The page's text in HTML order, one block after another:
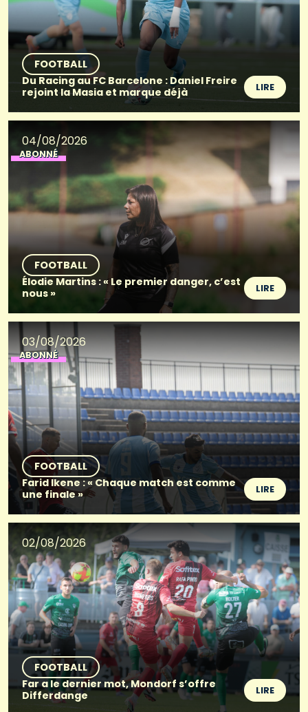
FOOTBALL
Du Racing au FC Barcelone : Daniel Freire
rejoint la Masia et marque déjà
LIRE
04/08/2026
ABONNÉ
FOOTBALL
Élodie Martins : « Le premier danger, c’est
nous »
LIRE
03/08/2026
ABONNÉ
FOOTBALL
Farid Ikene : « Chaque match est comme
une finale »
LIRE
02/08/2026
FOOTBALL
Far a le dernier mot, Mondorf s’offre
Differdange
LIRE